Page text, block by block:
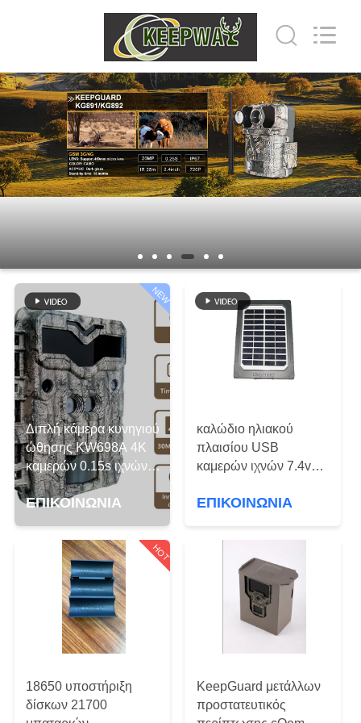
ΣΠΊΤΙ
ΠΡΟΪΌΝΤΑ
ΒΊΝΤΕΟ
ΣΧΕΤΙΚΆ
ΜΕ
ΕΜΆΣ
ΕΠΙΣΚΕΨΉ
ΕΡΓΟΣΤΑΣΊΟΥ
ΈΛΕΓΧΟΣ
ΠΟΙΌΤΗΤΑΣ
ΕΠΙΚΟΙΝΩΝΉΣΤΕ
ΜΑΖΊ
ΕΙΔΉΣΕΙΣ
ΖΗΤΉΣΤΕ
ΜΙΑ
ΠΡΟΣΦΟΡΆ
Reserved.
NEW
Διπλή κάμερα κυνηγιού
ώθησης KW698A 4K
καμερών 0.15s ιχνών
αισθητήρων υπέρυθρη
ΚΑΜΊΑ ΠΥΡΆΚΤΩΣΗ
ΕΠΙΚΟΙΝΩΝΙΑ
καλώδιο ηλιακού
πλαισίου USB
καμερών ιχνών 7.4v
προσαρμοστή
ρεύματος
ΕΠΙΚΟΙΝΩΝΙΑ
HOT
18650 υποστήριξη
δίσκων 21700
KeepGuard μετάλλων
προστατευτικός